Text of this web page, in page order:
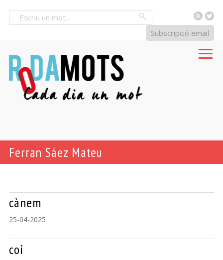
RSS
Subscripció email
Ferran Sáez Mateu
cànem
25-04-2025
coi